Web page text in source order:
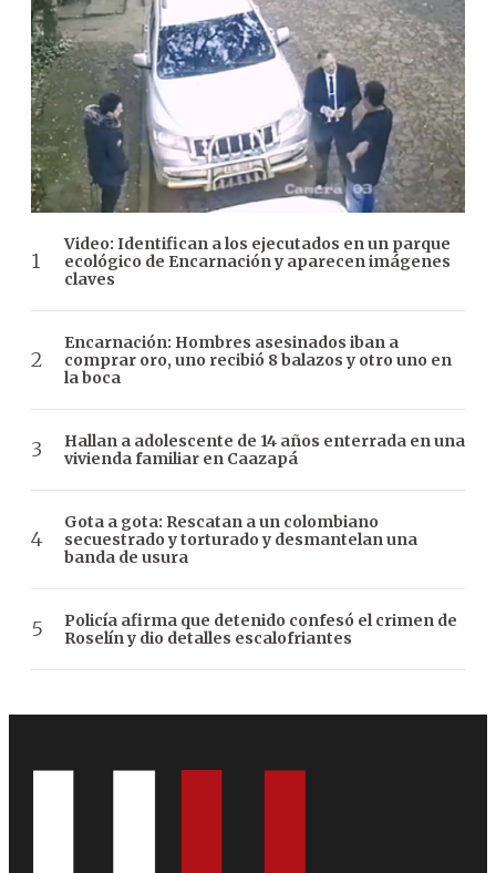
Video: Identifican a los ejecutados en un parque
ecológico de Encarnación y aparecen imágenes
claves
Encarnación: Hombres asesinados iban a
comprar oro, uno recibió 8 balazos y otro uno en
la boca
Hallan a adolescente de 14 años enterrada en una
vivienda familiar en Caazapá
Gota a gota: Rescatan a un colombiano
secuestrado y torturado y desmantelan una
banda de usura
Policía afirma que detenido confesó el crimen de
Roselín y dio detalles escalofriantes